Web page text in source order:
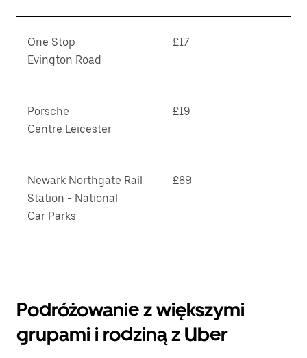
One Stop
Evington Road
£17
Porsche
Centre Leicester
£19
Newark Northgate Rail
Station - National
Car Parks
£89
Podróżowanie z większymi
grupami i rodziną z Uber